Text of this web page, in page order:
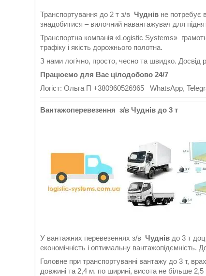
Транспортування до 2 т з/в Чуднів не потребує
знадобитися – вилочний навантажувач для
Транспортна компанія «Logistic Systems»
трафіку і якість дорожнього полотна.
З нами логічно, просто, чесно та швидко. Досвід
Працюємо для Вас цілодобово 24/7
Логіст: Ольга П +380960526965 WhatsApp,
Вантажоперевезення з/в Чуднів до 3 т
У вантажних перевезеннях з/в Чуднів до 3 т
економічність і оптимальну вантажопідємність.
Головне при транспортуванні вантажу до 3 т,
довжині та 2,4 м. по ширині, висота не більше